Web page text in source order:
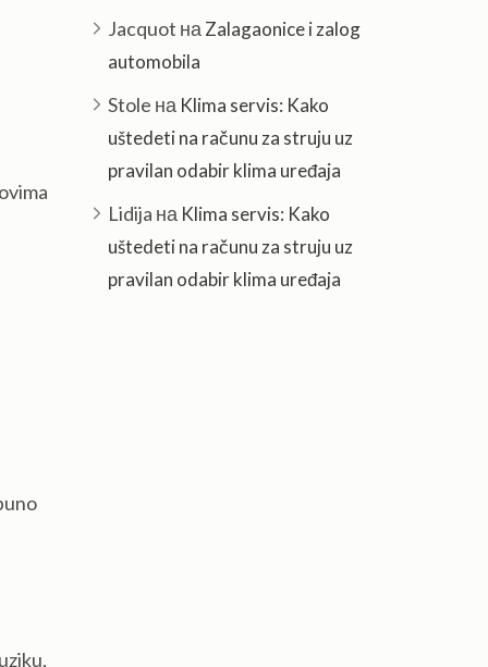
Jacquot на Zalagaonice i zalog
automobila
Stole на Klima servis: Kako
uštedeti na računu za struju uz
pravilan odabir klima uređaja
Lidija на Klima servis: Kako
uštedeti na računu za struju uz
pravilan odabir klima uređaja